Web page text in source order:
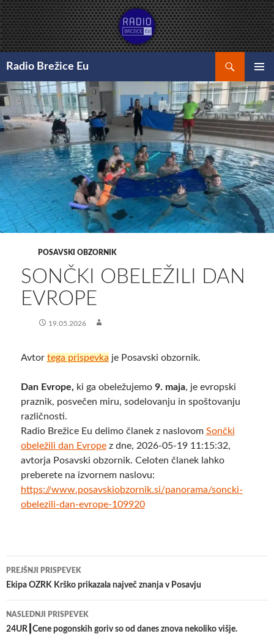
Preskoči
na
vsebino
Radio Brežice Eu
GLAVNI
MENI
POSAVSKI OBZORNIK
SONČKI OBELEŽILI DAN
EVROPE
19.05.2026
Avtor tega prispevka je Posavski obzornik.
Dan Evrope, ki ga obeležujemo9. maja, je evropski
praznik, posvečen miru, sodelovanju in spoštovanju
različnosti.
Radio Brežice Eu delimo članek z naslovom Sončki
obeležili dan Evropez dne, 2026-05-19 11:15:32,
avtorja Posavski obzornik. Celoten članek lahko
preberete na izvornem naslovu:
https://www.posavskiobzornik.si/panorama/soncki-
obelezili-dan-evrope-109920
Krmarjenje
po
prispevkih
PREJŠNJI PRISPEVEK
Ekipa OZRK Krško prikazala največ znanja v Posavju
NASLEDNJI PRISPEVEK
24UR┃Cene pogonskih goriv so od danes znova nekoliko višje.